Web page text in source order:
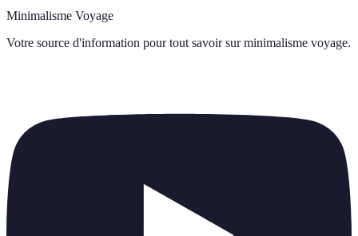
Minimalisme Voyage
Votre source d'information pour tout savoir sur minimalisme voyage.